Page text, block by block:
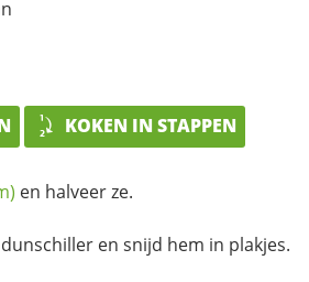
KOKEN IN STAPPEN
en halveer ze.
en snijd hem in plakjes.